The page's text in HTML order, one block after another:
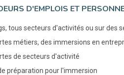
D'EMPLOIS ET
tous secteurs d'activités ou sur des
métiers, des immersions en
de secteurs d'activité
préparation pour l'immersion